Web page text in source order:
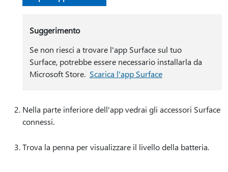
Suggerimento
Se non riesci a trovare l'app Surface sul tuo
Surface, potrebbe essere necessario installarla da
Microsoft Store. Scarica l'app Surface
Nella parte inferiore dell'app vedrai gli accessori Surface
connessi.
Trova la penna per visualizzare il livello della batteria.